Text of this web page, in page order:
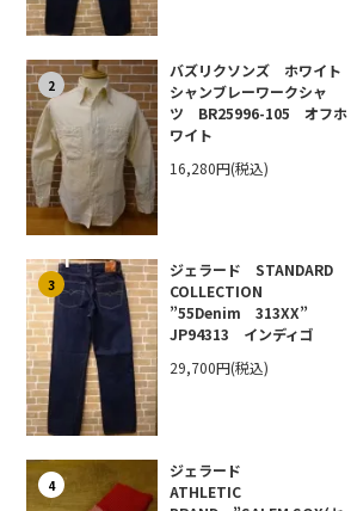
2
バズリクソンズ ホワイト
シャンブレーワークシャ
ツ BR25996-105 オフホ
ワイト
16,280円(税込)
3
ジェラード STANDARD
COLLECTION
”55Denim 313XX”
JP94313 インディゴ
29,700円(税込)
4
ジェラード
ATHLETIC